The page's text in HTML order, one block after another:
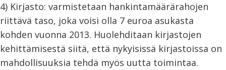
4) Kirjasto: varmistetaan hankintamäärärahojen
riittävä taso, joka voisi olla 7 euroa asukasta
kohden vuonna 2013. Huolehditaan kirjastojen
kehittämisestä siitä, että nykyisissä kirjastoissa on
mahdollisuuksia tehdä myös uutta toimintaa.